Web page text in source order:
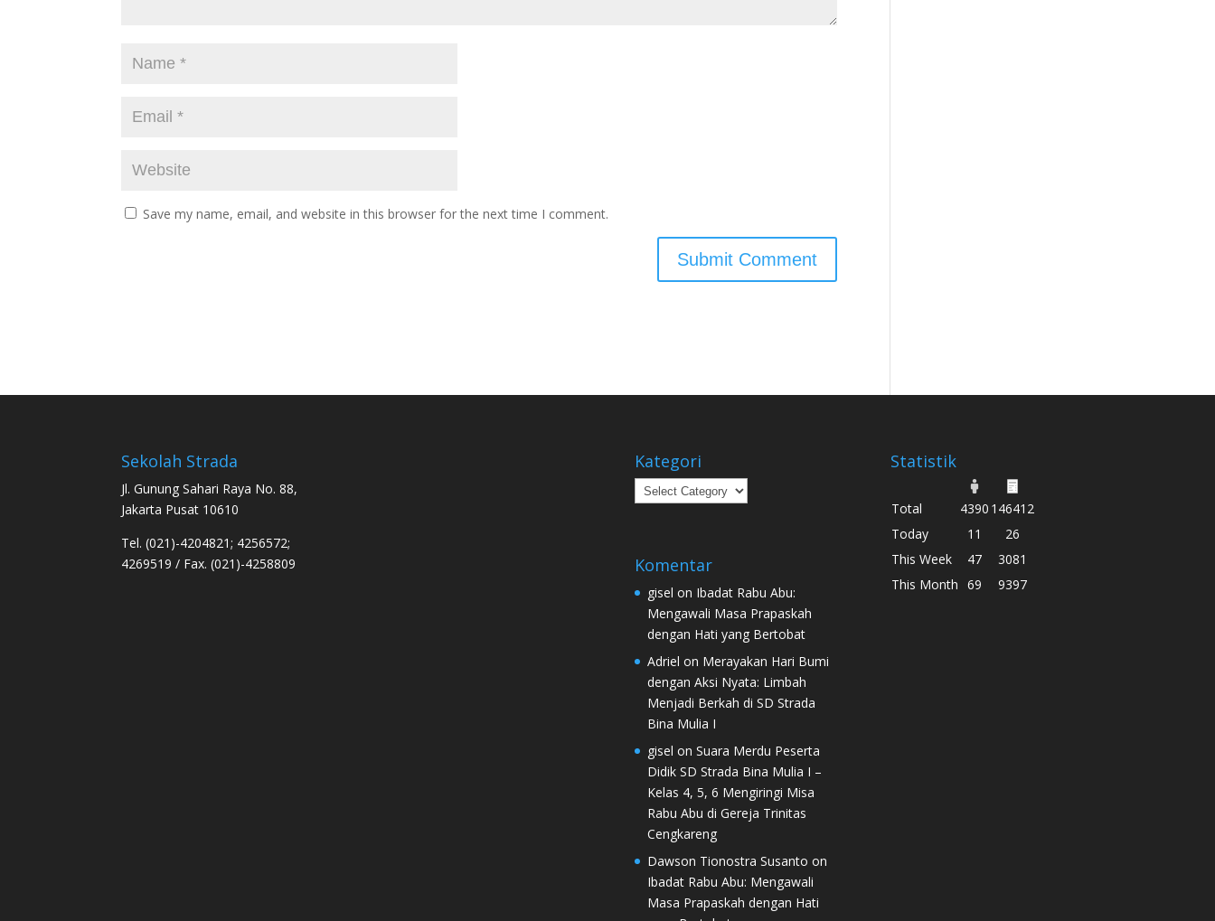
Save my name, email, and website in this browser for the next time I comment.
Sekolah Strada
Jl. Gunung Sahari Raya No. 88,
Jakarta Pusat 10610
Tel. (021)-4204821; 4256572;
4269519 / Fax. (021)-4258809
Kategori
Kategori
Komentar
gisel on Ibadat Rabu Abu:
Mengawali Masa Prapaskah
dengan Hati yang Bertobat
Adriel on Merayakan Hari Bumi
dengan Aksi Nyata: Limbah
Menjadi Berkah di SD Strada
Bina Mulia I
gisel on Suara Merdu Peserta
Didik SD Strada Bina Mulia I –
Kelas 4, 5, 6 Mengiringi Misa
Rabu Abu di Gereja Trinitas
Cengkareng
Dawson Tionostra Susanto on
Ibadat Rabu Abu: Mengawali
Masa Prapaskah dengan Hati
Statistik
Total 4390 146412
Today
11
26
This Week
47
3081
This Month 69 9397